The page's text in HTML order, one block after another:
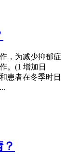
，为减少抑郁症
。(1 增加日
患者在冬季时日